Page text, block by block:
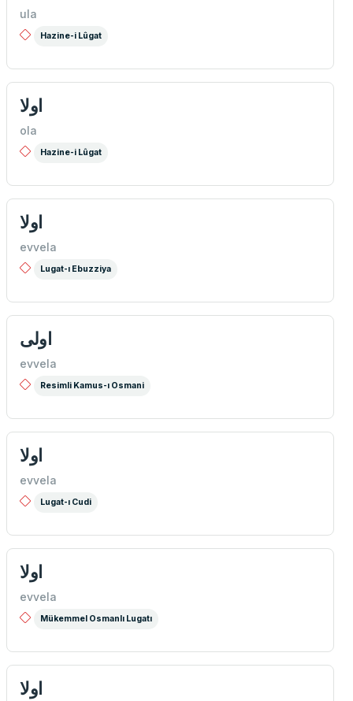
ula
Hazine-i Lûgat
اولا
ola
Hazine-i Lûgat
اولا
evvela
Lugat-ı Ebuzziya
اولی
evvela
Resimli Kamus-ı Osmani
اولا
evvela
Lugat-ı Cudi
اولا
evvela
Mükemmel Osmanlı Lugatı
اولا